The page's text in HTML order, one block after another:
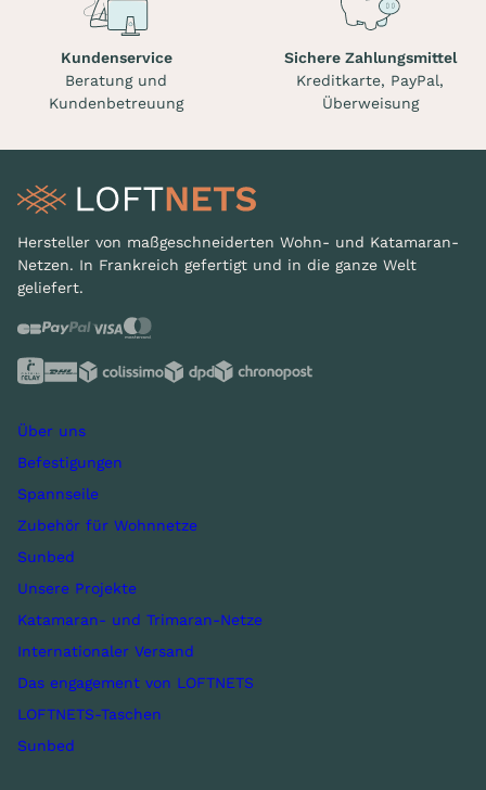
Kundenservice
Beratung und
Kundenbetreuung
Sichere Zahlungsmittel
Kreditkarte, PayPal,
Überweisung
Hersteller von maßgeschneiderten Wohn- und Katamaran-
Netzen. In Frankreich gefertigt und in die ganze Welt
geliefert.
Über uns
Befestigungen
Spannseile
Zubehör für Wohnnetze
Sunbed
Unsere Projekte
Katamaran- und Trimaran-Netze
Internationaler Versand
Das engagement von LOFTNETS
LOFTNETS-Taschen
Sunbed